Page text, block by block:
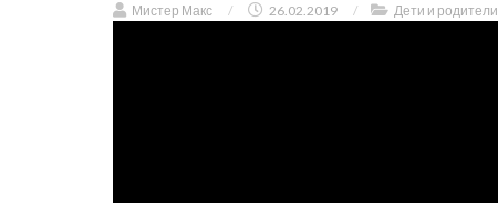
Мистер Макс / 26.02.2019 / Дети и родители